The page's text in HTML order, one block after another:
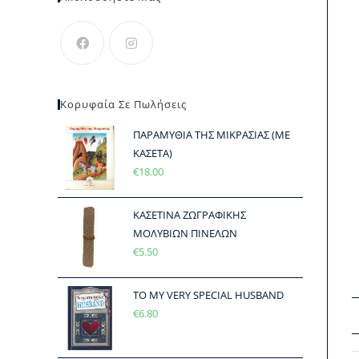
Κορυφαία Σε Πωλήσεις
ΠΑΡΑΜΥΘΙΑ ΤΗΣ ΜΙΚΡΑΣΙΑΣ (ΜΕ
ΚΑΣΕΤΑ)
€18.00
ΚΑΣΕΤΙΝΑ ΖΩΓΡΑΦΙΚΗΣ
ΜΟΛΥΒΙΩΝ ΠΙΝΕΛΩΝ
€5.50
TO MY VERY SPECIAL HUSBAND
€6.80